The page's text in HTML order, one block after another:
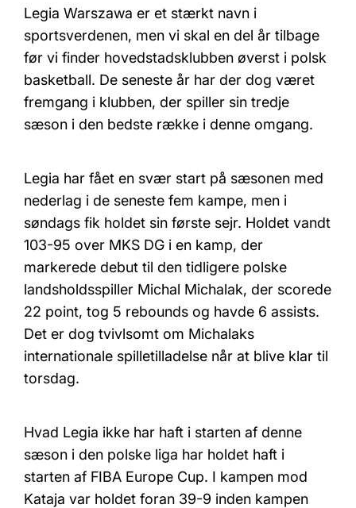
Legia Warszawa er et stærkt navn i
sportsverdenen, men vi skal en del år tilbage
før vi finder hovedstadsklubben øverst i polsk
basketball. De seneste år har der dog været
fremgang i klubben, der spiller sin tredje
sæson i den bedste række i denne omgang.
Legia har fået en svær start på sæsonen med
nederlag i de seneste fem kampe, men i
søndags fik holdet sin første sejr. Holdet vandt
103-95 over MKS DG i en kamp, der
markerede debut til den tidligere polske
landsholdsspiller Michal Michalak, der scorede
22 point, tog 5 rebounds og havde 6 assists.
Det er dog tvivlsomt om Michalaks
internationale spilletilladelse når at blive klar til
torsdag.
Hvad Legia ikke har haft i starten af denne
sæson i den polske liga har holdet haft i
starten af FIBA Europe Cup. I kampen mod
Kataja var holdet foran 39-9 inden kampen